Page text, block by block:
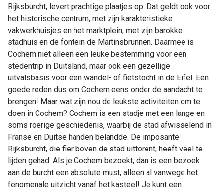
Rijksburcht, levert prachtige plaatjes op. Dat geldt ook voor
het historische centrum, met zijn karakteristieke
vakwerkhuisjes en het marktplein, met zijn barokke
stadhuis en de fontein de Martinsbrunnen. Daarmee is
Cochem niet alleen een leuke bestemming voor een
stedentrip in Duitsland, maar ook een gezellige
uitvalsbasis voor een wandel- of fietstocht in de Eifel. Een
goede reden dus om Cochem eens onder de aandacht te
brengen! Maar wat zijn nou de leukste activiteiten om te
doen in Cochem? Cochem is een stadje met een lange en
soms roerige geschiedenis, waarbij de stad afwisselend in
Franse en Duitse handen belandde. De imposante
Rijksburcht, die fier boven de stad uittorent, heeft veel te
lijden gehad. Als je Cochem bezoekt, dan is een bezoek
aan de burcht een absolute must, alleen al vanwege het
fenomenale uitzicht vanaf het kasteel! Je kunt een